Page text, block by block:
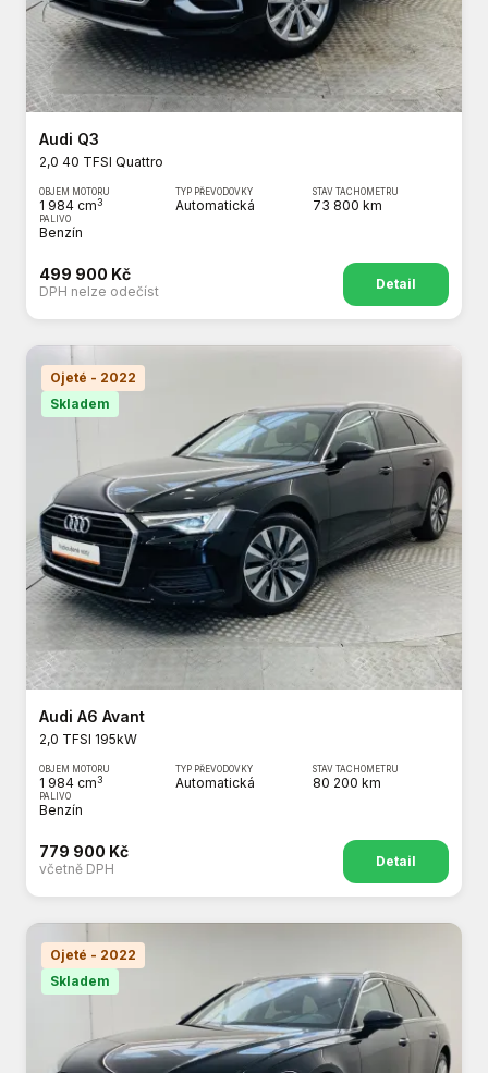
Audi Q3
2,0 40 TFSI Quattro
OBJEM MOTORU
1 984 cm3
TYP PŘEVODOVKY
Automatická
STAV TACHOMETRU
73 800 km
PALIVO
Benzín
499 900 Kč
DPH nelze odečíst Detail
Ojeté - 2022
Skladem
Audi A6 Avant
2,0 TFSI 195kW
OBJEM MOTORU
1 984 cm3
TYP PŘEVODOVKY
Automatická
STAV TACHOMETRU
80 200 km
PALIVO
Benzín
779 900 Kč
včetně DPH Detail
Ojeté - 2022
Skladem